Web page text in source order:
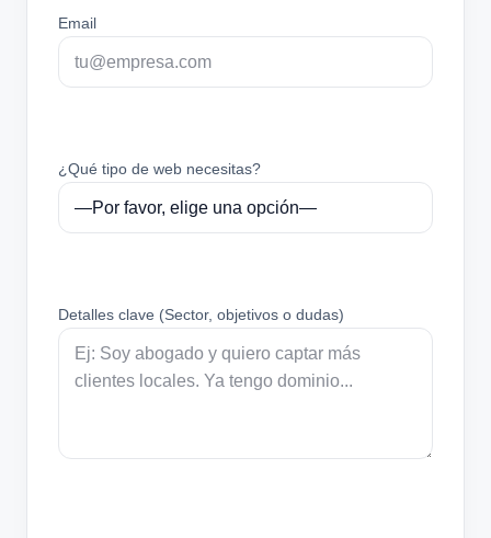
Email
¿Qué tipo de web necesitas?
Detalles clave (Sector, objetivos o dudas)